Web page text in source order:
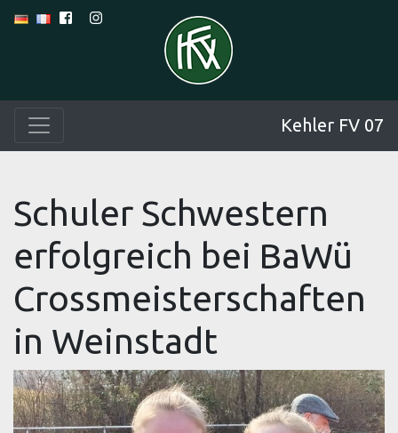
Kehler FV 07
Schuler Schwestern
erfolgreich bei BaWü
Crossmeisterschaften
in Weinstadt